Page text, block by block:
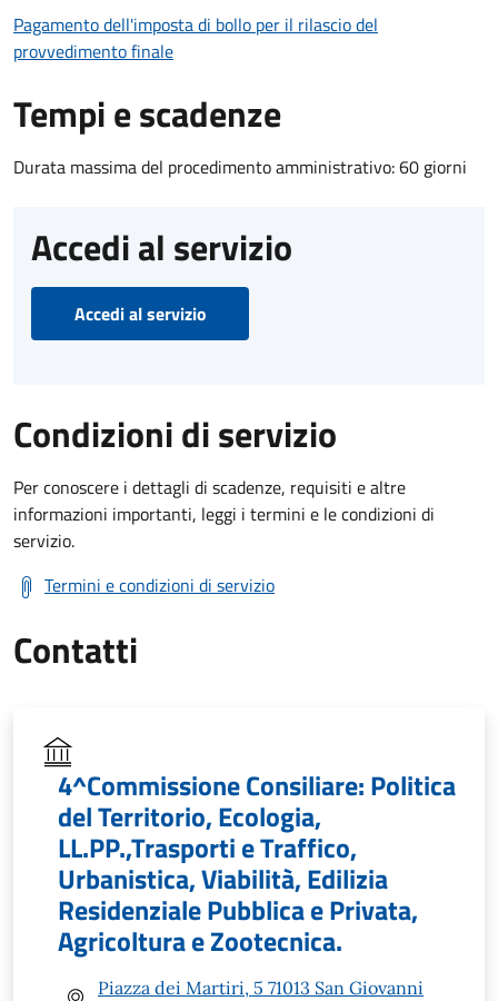
Pagamento dell'imposta di bollo per il rilascio del
provvedimento finale
Tempi e scadenze
Durata massima del procedimento amministrativo: 60 giorni
Accedi al servizio
Accedi al servizio
Condizioni di servizio
Per conoscere i dettagli di scadenze, requisiti e altre
informazioni importanti, leggi i termini e le condizioni di
servizio.
Termini e condizioni di servizio
Contatti
4^Commissione Consiliare: Politica
del Territorio, Ecologia,
LL.PP.,Trasporti e Traffico,
Urbanistica, Viabilità, Edilizia
Residenziale Pubblica e Privata,
Agricoltura e Zootecnica.
Piazza dei Martiri, 5 71013 San Giovanni